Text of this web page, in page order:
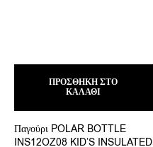
ΠΡΟΣΘΉΚΗ ΣΤΟ
ΚΑΛΆΘΙ
Παγούρι POLAR BOTTLE
INS12OZ08 KID’S INSULATED